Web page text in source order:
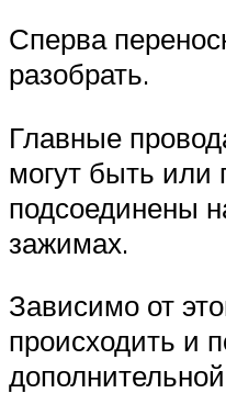
Сперва
разобрать.
Главные
могут быть или
подсоединены
зажимах.
Зависимо от
происходить и